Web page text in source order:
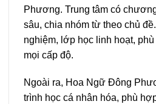
Phương. Trung tâm có
sâu, chia nhóm từ theo chủ
nghiệm, lớp học linh hoạt,
mọi cấp độ.
Ngoài ra, Hoa Ngữ Đông
trình học cá nhân hóa, phù